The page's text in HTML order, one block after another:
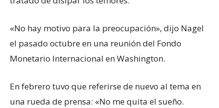
«No hay motivo para la preocupación», dijo Nagel
el pasado octubre en una reunión del Fondo
Monetario Internacional en Washington.
En febrero tuvo que referirse de nuevo al tema en
una rueda de prensa: «No me quita el sueño.